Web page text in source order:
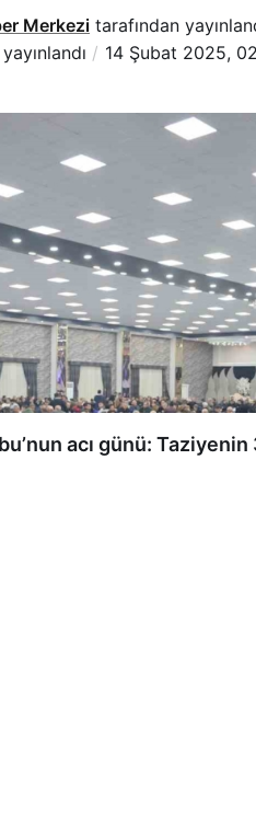
Merkezi tarafından
yayınlandı 14 Şubat 2025,